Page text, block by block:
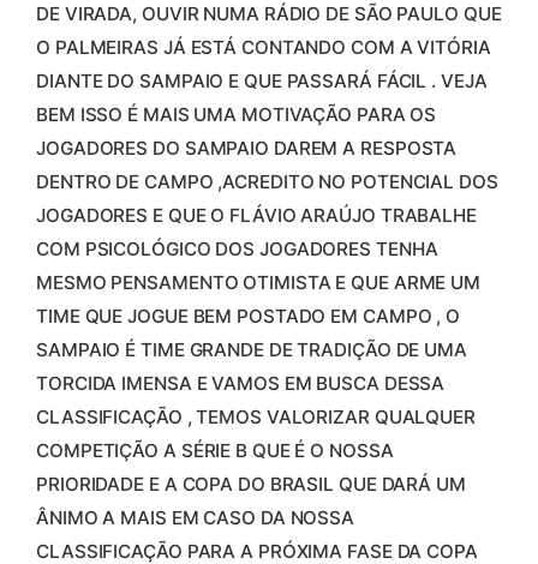
DE VIRADA, OUVIR NUMA RÁDIO DE SÃO PAULO QUE
O PALMEIRAS JÁ ESTÁ CONTANDO COM A VITÓRIA
DIANTE DO SAMPAIO E QUE PASSARÁ FÁCIL . VEJA
BEM ISSO É MAIS UMA MOTIVAÇÃO PARA OS
JOGADORES DO SAMPAIO DAREM A RESPOSTA
DENTRO DE CAMPO ,ACREDITO NO POTENCIAL DOS
JOGADORES E QUE O FLÁVIO ARAÚJO TRABALHE
COM PSICOLÓGICO DOS JOGADORES TENHA
MESMO PENSAMENTO OTIMISTA E QUE ARME UM
TIME QUE JOGUE BEM POSTADO EM CAMPO , O
SAMPAIO É TIME GRANDE DE TRADIÇÃO DE UMA
TORCIDA IMENSA E VAMOS EM BUSCA DESSA
CLASSIFICAÇÃO , TEMOS VALORIZAR QUALQUER
COMPETIÇÃO A SÉRIE B QUE É O NOSSA
PRIORIDADE E A COPA DO BRASIL QUE DARÁ UM
ÂNIMO A MAIS EM CASO DA NOSSA
CLASSIFICAÇÃO PARA A PRÓXIMA FASE DA COPA